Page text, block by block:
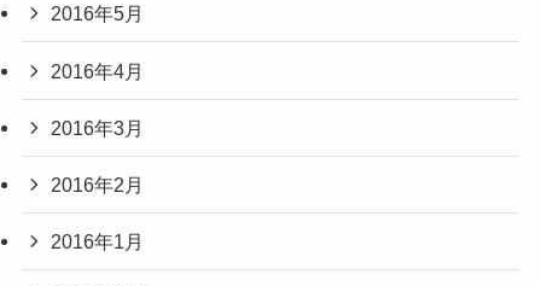
2016年5月
2016年4月
2016年3月
2016年2月
2016年1月